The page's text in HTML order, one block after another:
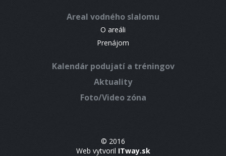
Areal vodného slalomu
O areáli
Prenájom
Kalendár podujatí a tréningov
Aktuality
Foto/Video zóna
© 2016
Web vytvoril ITway.sk